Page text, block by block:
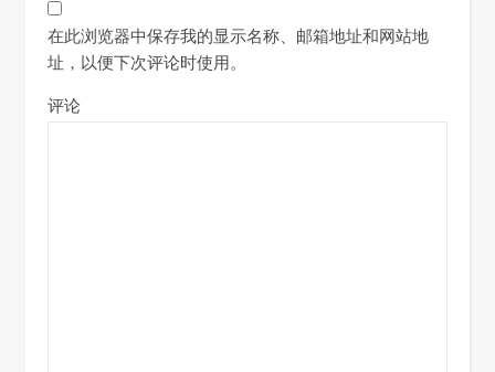
在此浏览器中保存我的显示名称、邮箱地址和网站地
址，以便下次评论时使用。
评论